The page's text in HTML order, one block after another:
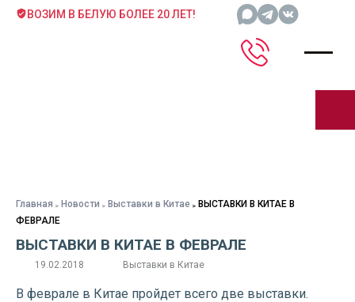
ВОЗИМ В БЕЛУЮ БОЛЕЕ 20 ЛЕТ!
Главная Новости Выставки в Китае
ВЫСТАВКИ В КИТАЕ В
ФЕВРАЛЕ
ВЫСТАВКИ В КИТАЕ В ФЕВРАЛЕ
19.02.2018 Выставки в Китае
В феврале в Китае пройдет всего две выставки.